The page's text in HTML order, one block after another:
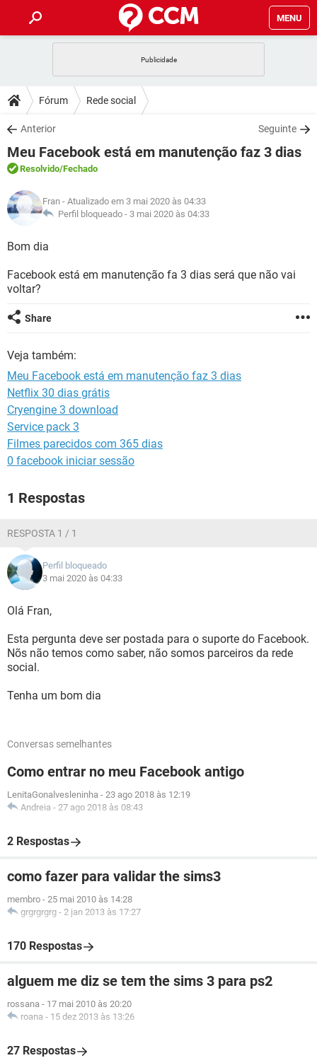
MENU
CELULAR
OUTLOOK
INSTAGRAM GMAIL
GUIA DE COMPRAS
DICAS
JOGOS
OUTLOOK
INSTAGRAM
GUIA DE COMPRAS
DOWNLOADS
JOGOS WHATSAPP
CELULAR
OUTLOOK EXCEL
INSTAGRAM
GUIA DE COMPRAS
FÓRUM
JOGOS
CELULAR FACEBOOK
GUIA DE COMPRAS
GLOSSÁRIO
JOGOS
CELULAR
OUTLOOK EXCEL
GUIA DE COMPRAS
Fórum Rede social
Anterior Seguinte
Meu Facebook está em manutenção faz 3 dias
Resolvido/Fechado
Fran - Atualizado em 3 mai 2020 às 04:33
Perfil bloqueado - 3 mai 2020 às 04:33
Bom dia
Facebook está em manutenção fa 3 dias será que não vai
voltar?
Share
Veja também:
Meu Facebook está em manutenção faz 3 dias
Netflix 30 dias grátis
Cryengine 3 download
Service pack 3
Filmes parecidos com 365 dias
0 facebook iniciar sessão
1 Respostas
RESPOSTA 1 / 1
Perfil bloqueado
3 mai 2020 às 04:33
Olá Fran,
Esta pergunta deve ser postada para o suporte do Facebook.
Nõs não temos como saber, não somos parceiros da rede
social.
Tenha um bom dia
Conversas semelhantes
Como entrar no meu Facebook antigo
LenitaGonalvesleninha - 23 ago 2018 às 12:19
Andreia - 27 ago 2018 às 08:43
2 Respostas
como fazer para validar the sims3
membro - 25 mai 2010 às 14:28
grgrgrgrg - 2 jan 2013 às 17:27
170 Respostas
alguem me diz se tem the sims 3 para ps2
rossana - 17 mai 2010 às 20:20
roana - 15 dez 2013 às 13:26
27 Respostas